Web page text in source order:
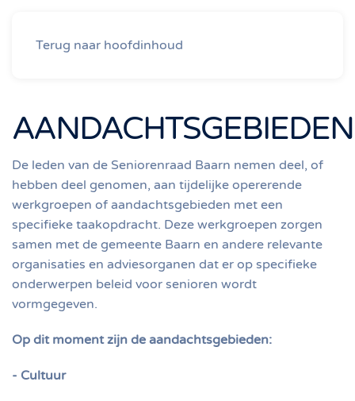
Terug naar hoofdinhoud
Seniorenraad Baarn
AANDACHTSGEBIEDEN
De leden van de Seniorenraad Baarn nemen deel, of
hebben deel genomen, aan tijdelijke opererende
werkgroepen of aandachtsgebieden met een
specifieke taakopdracht. Deze werkgroepen zorgen
samen met de gemeente Baarn en andere relevante
organisaties en adviesorganen dat er op specifieke
onderwerpen beleid voor senioren wordt
vormgegeven.
Op dit moment zijn de aandachtsgebieden:
- Cultuur